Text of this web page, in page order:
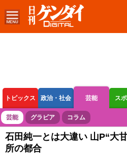
トピックス 政治・社会 芸能 ス
ボートレース 競輪 オートレース
芸能 グラビア コラム
石田純一とは大違い 山P“大
所の都合